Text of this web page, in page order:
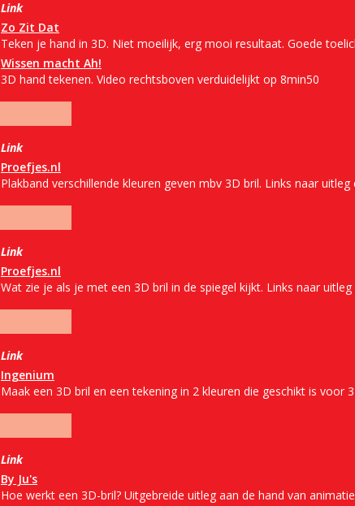
Link
Zo Zit Dat
Teken je hand in 3D. Niet moeilijk, erg mooi resultaat. Goede
Wissen macht Ah!
3D hand tekenen. Video rechtsboven verduidelijkt op 8min50
Link
Proefjes.nl
Plakband verschillende kleuren geven mbv 3D bril. Links naar uitleg
Link
Proefjes.nl
Wat zie je als je met een 3D bril in de spiegel kijkt. Links naar uitleg
Link
Ingenium
Maak een 3D bril en een tekening in 2 kleuren die geschikt is voor
Link
By Ju's
Hoe werkt een 3D-bril? Uitgebreide uitleg aan de hand van